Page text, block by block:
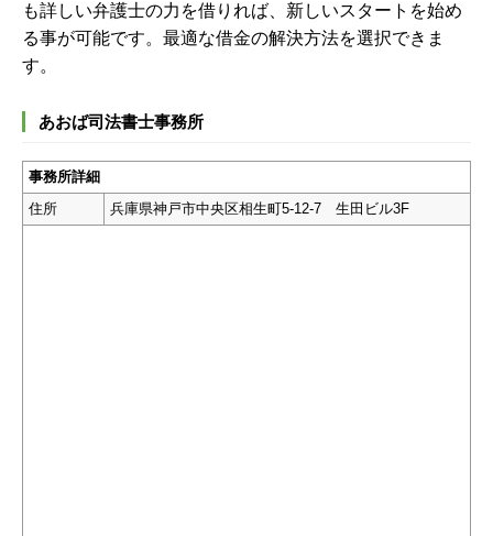
も詳しい弁護士の力を借りれば、新しいスタートを始め
る事が可能です。 最適な借金の解決方法を選択できま
す。
あおば司法書士事務所
事務所詳細
住所
兵庫県神戸市中央区相生町5-12-7 生田ビル3F